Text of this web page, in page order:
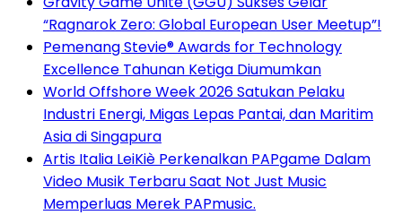
“Ragnarok Zero: Global European User Meetup”!
Pemenang Stevie® Awards for Technology
Excellence Tahunan Ketiga Diumumkan
World Offshore Week 2026 Satukan Pelaku
Industri Energi, Migas Lepas Pantai, dan Maritim
Asia di Singapura
Artis Italia LeiKiè Perkenalkan PAPgame Dalam
Video Musik Terbaru Saat Not Just Music
Memperluas Merek PAPmusic.